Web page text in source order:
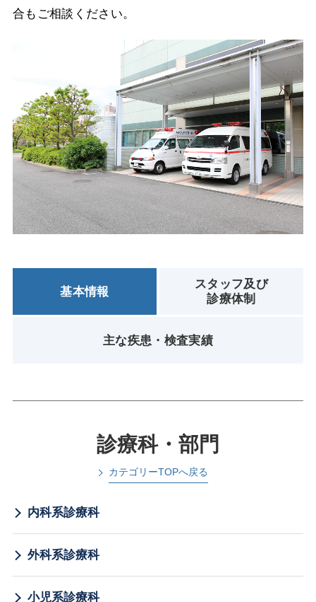
合もご相談ください。
基本情報
スタッフ及び
診療体制
主な疾患・検査実績
診療科・部門
カテゴリーTOPへ戻る
内科系診療科
外科系診療科
小児系診療科